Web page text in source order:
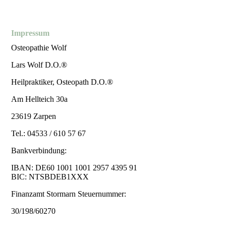
Impressum
Osteopathie Wolf
Lars Wolf D.O.®
Heilpraktiker, Osteopath D.O.®
Am Hellteich 30a
23619 Zarpen
Tel.:04533 / 610 57 67
Bankverbindung:
IBAN: DE60 1001 1001 2957 4395 91
BIC: NTSBDEB1XXX
Finanzamt Stormarn Steuernummer:
30/198/60270